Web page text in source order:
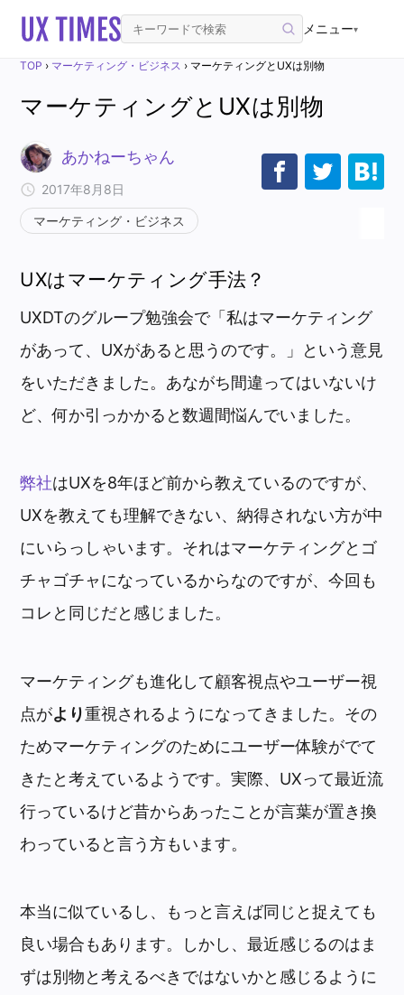
メニュー▾
TOP › マーケティング・ビジネス › マーケティングとUXは別物
マーケティングとUXは別物
あかねーちゃん
2017年8月8日
マーケティング・ビジネス
UXはマーケティング手法？
UXDTのグループ勉強会で「私はマーケティング
があって、UXがあると思うのです。」という意見
をいただきました。あながち間違ってはいないけ
ど、何か引っかかると数週間悩んでいました。
弊社はUXを8年ほど前から教えているのですが、
UXを教えても理解できない、納得されない方が中
にいらっしゃいます。それはマーケティングとゴ
チャゴチャになっているからなのですが、今回も
コレと同じだと感じました。
マーケティングも進化して顧客視点やユーザー視
点がより重視されるようになってきました。その
ためマーケティングのためにユーザー体験がでて
きたと考えているよう です。実際、UXって最近流
行っているけど昔からあったことが言葉が置き換
わっていると言う方もいます。
本当に似ているし、もっと言えば同じと捉えても
良い場合もあります。しかし、最近感じるのはま
ずは別物と考えるべきではないかと感じるように